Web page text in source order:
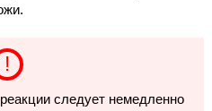
следует немедленно